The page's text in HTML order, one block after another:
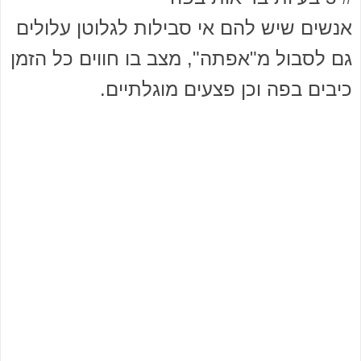
אנשים שיש להם אי סבילות לגלוטן עלולים
גם לסבול מ"אפתה", מצב בו חווים כל הזמן
כיבים בפה וכן פצעים מוגלתיים.